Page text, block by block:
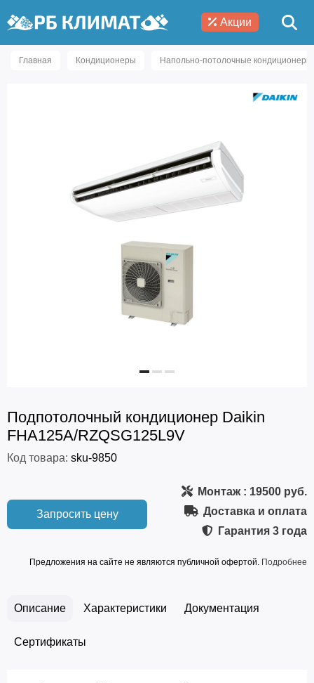
Акции
Главная Кондиционеры Напольно-потолочные кондиционеры
Подпотолочный кондиционер Daikin
FHA125A/RZQSG125L9V
Код товара: sku-9850
Запросить цену
Монтаж: 19500 руб.
Доставка и оплата
Гарантия 3 года
Предложения на сайте не являются публичной офертой. Подробнее
Описание Характеристики Документация
Сертификаты